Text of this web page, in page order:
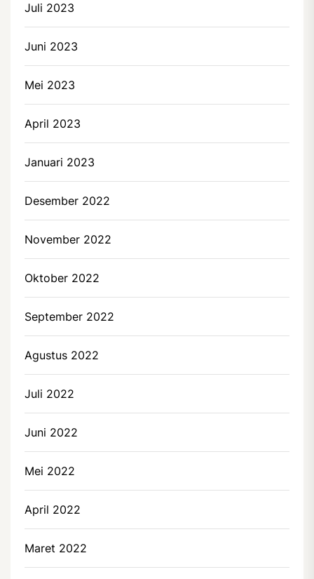
Juli 2023
Juni 2023
Mei 2023
April 2023
Januari 2023
Desember 2022
November 2022
Oktober 2022
September 2022
Agustus 2022
Juli 2022
Juni 2022
Mei 2022
April 2022
Maret 2022